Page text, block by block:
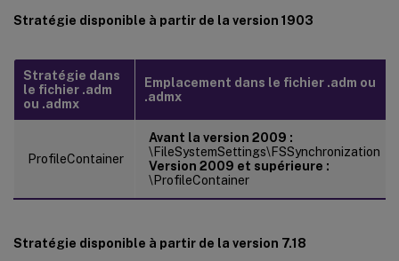
Stratégie disponible à partir de la version 1903
Stratégie dans
le fichier .adm
ou .admx
Emplacement dans le fichier .adm ou
.admx
ProfileContainer
Avant la version 2009 :
\FileSystemSettings\FSSynchronization
Version 2009 et supérieure :
\ProfileContainer
Stratégie disponible à partir de la version 7.18